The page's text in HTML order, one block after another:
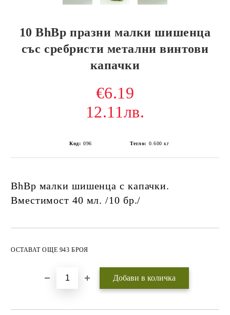
10 BhBp празни малки шишенца
със сребристи метални винтови
капачки
€6.19
12.11лв.
Код: 096 Тегло: 0.600 кг
BhBp малки шишенца с капачки.
Вместимост 40 мл. /10 бр./
ОСТАВАТ ОЩЕ 943 БРОЯ